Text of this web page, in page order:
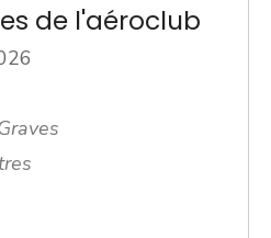
de l'aéroclub